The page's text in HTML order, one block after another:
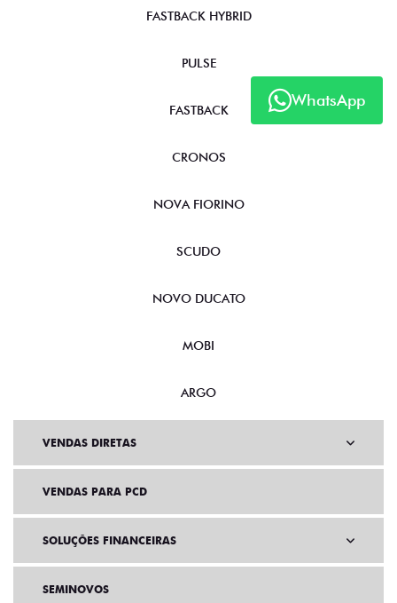
WhatsApp
FASTBACK HYBRID
PULSE
FASTBACK
CRONOS
NOVA FIORINO
SCUDO
NOVO DUCATO
MOBI
ARGO
VENDAS DIRETAS
VENDAS PARA PCD
SOLUÇÕES FINANCEIRAS
SEMINOVOS